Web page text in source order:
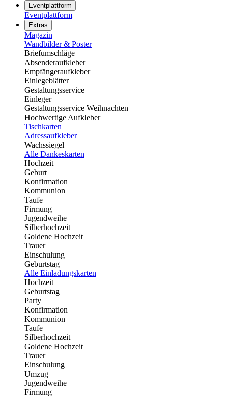
Eventplattform
Eventplattform
Extras
Magazin
Wandbilder & Poster
Briefumschläge
Absenderaufkleber
Empfängeraufkleber
Einlegeblätter
Gestaltungsservice
Einleger
Gestaltungsservice Weihnachten
Hochwertige Aufkleber
Tischkarten
Adressaufkleber
Wachssiegel
Alle Dankeskarten
Hochzeit
Geburt
Konfirmation
Kommunion
Taufe
Firmung
Jugendweihe
Silberhochzeit
Goldene Hochzeit
Trauer
Einschulung
Geburtstag
Alle Einladungskarten
Hochzeit
Geburtstag
Party
Konfirmation
Kommunion
Taufe
Silberhochzeit
Goldene Hochzeit
Trauer
Einschulung
Umzug
Jugendweihe
Firmung